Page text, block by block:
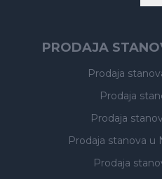
PRODAJA
Prodaja
Prodaja
Prodaja
Prodaja stanova u
Prodaja